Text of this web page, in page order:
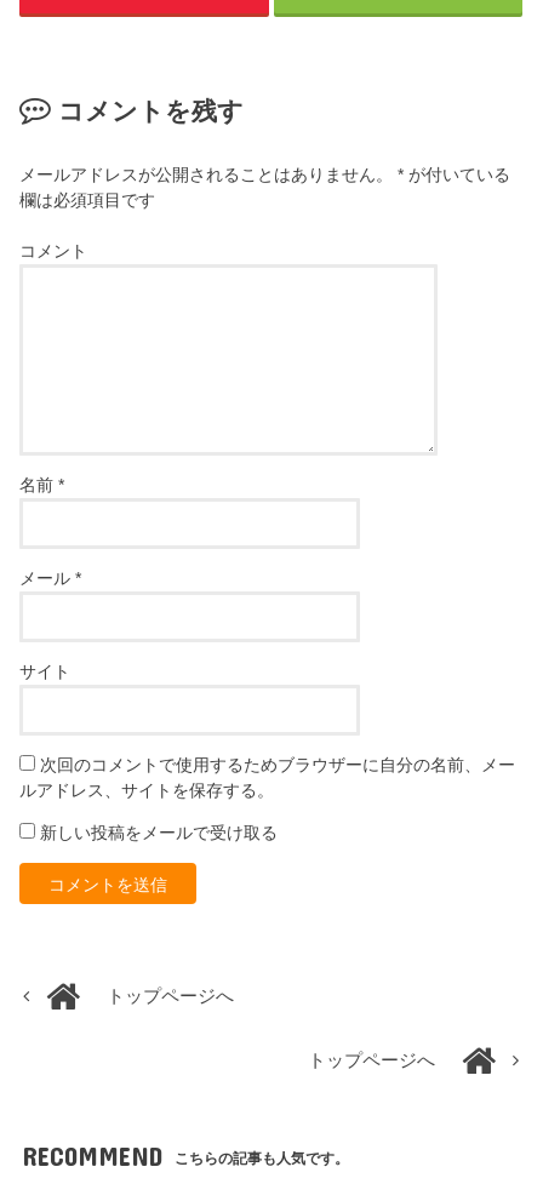
コメントを残す
メールアドレスが公開されることはありません。 * が付いている
欄は必須項目です
コメント
名前*
メール*
サイト
次回のコメントで使用するためブラウザーに自分の名前、メー
ルアドレス、サイトを保存する。
新しい投稿をメールで受け取る
トップページへ
トップページへ
RECOMMEND こちらの記事も人気です。